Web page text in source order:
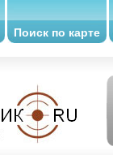
Поиск по карте